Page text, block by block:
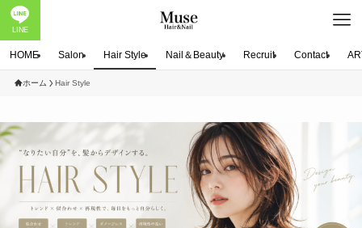
LINE
HOME Salon Hair Style Nail＆Beauty Recruit Contact
ホーム Hair Style